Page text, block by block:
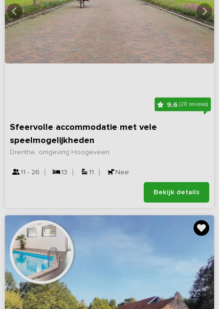
9,6 (28 reviews)
Sfeervolle accommodatie met vele
speelmogelijkheden
Drenthe, omgeving Hoogeveen
11 - 26 13 11 Nee
Bekijk details